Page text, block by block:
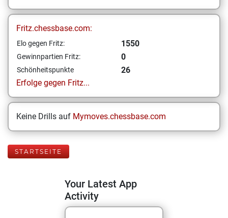
Fritz.chessbase.com:
Elo gegen Fritz: 1550
Gewinnpartien Fritz: 0
Schönheitspunkte
26
Erfolge gegen Fritz...
Keine Drills auf Mymoves.chessbase.com
STARTSEITE
Your Latest App
Activity